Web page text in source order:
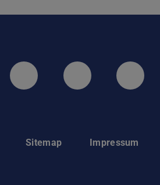
LinkedIn-Seite der
Instagram-
Sitemap Impressum